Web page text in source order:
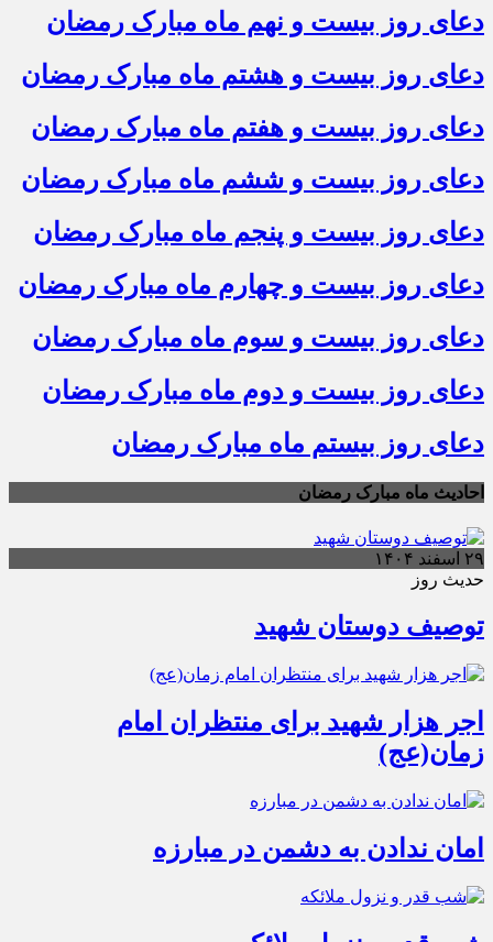
دعای روز بیست و نهم ماه مبارک رمضان
دعای روز بیست و هشتم ماه مبارک رمضان
دعای روز بیست و هفتم ماه مبارک رمضان
دعای روز بیست و ششم ماه مبارک رمضان
دعای روز بیست و پنجم ماه مبارک رمضان
دعای روز بیست و چهارم ماه مبارک رمضان
دعای روز بیست و سوم ماه مبارک رمضان
دعای روز بیست و دوم ماه مبارک رمضان
دعای روز بیستم ماه مبارک رمضان
احادیث ماه مبارک رمضان
۲۹ اسفند ۱۴۰۴
حدیث روز
توصیف دوستان شهید
اجر هزار شهید برای منتظران امام
زمان(عج)
امان ندادن به دشمن در مبارزه